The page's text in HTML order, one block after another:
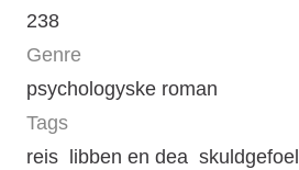
238
Genre
psychologyske roman
Tags
reis libben en dea skuldgefoel